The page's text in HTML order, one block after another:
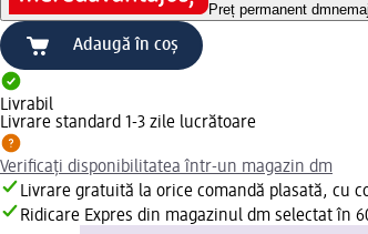
Preț permanent dm
Adaugă în coș
Livrabil
Livrare standard 1-3 zile lucrătoare
Verificați disponibilitatea într-un magazin dm
Livrare gratuită la orice comandă plasată, cu
Ridicare Expres din magazinul dm selectat în